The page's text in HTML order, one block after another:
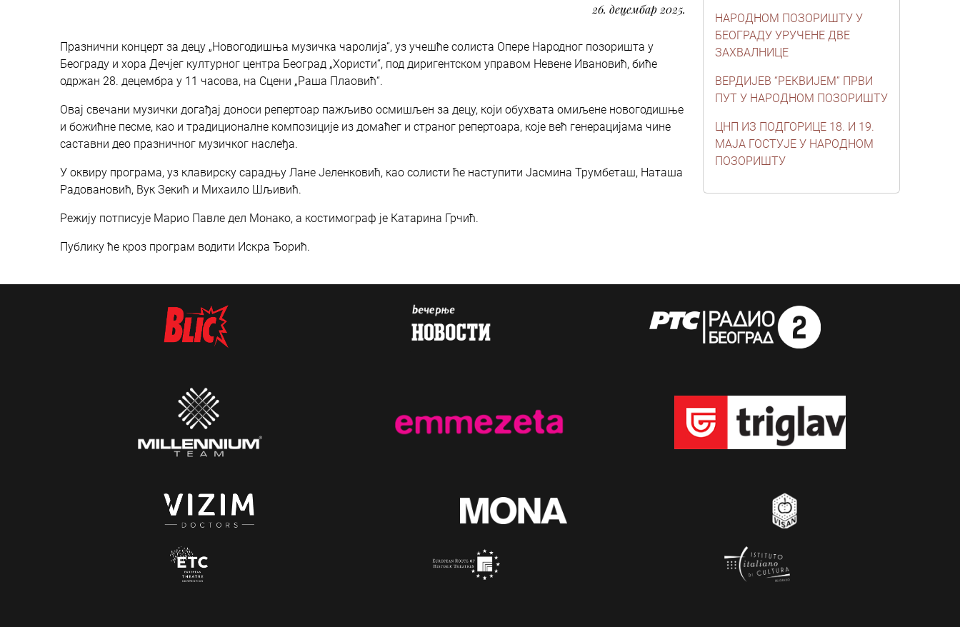
26. децембар 2025.
Празнични концерт за децу „Новогодишња музичка чаролија“, уз учешће солиста Опере Народног позоришта у
Београду и хора Дечјег културног центра Београд „Хористи“, под диригентском управом Невене Ивановић, биће
одржан 28. децембра у 11 часова, на Сцени „Раша Плаовић“.
Овај свечани музички догађај доноси репертоар пажљиво осмишљен за децу, који обухвата омиљене новогодишње
и божићне песме, као и традиционалне композиције из домаћег и страног репертоара, које већ генерацијама чине
саставни део празничног музичког наслеђа.
У оквиру програма, уз клавирску сарадњу Лане Јеленковић, као солисти ће наступити Јасмина Трумбеташ, Наташа
Радовановић, Вук Зекић и Михаило Шљивић.
Режију потписује Марио Павле дел Монако, а костимограф је Катарина Грчић.
Публику ће кроз програм водити Искра Ђорић.
НАРОДНОМ ПОЗОРИШТУ У
БЕОГРАДУ УРУЧЕНЕ ДВЕ
ЗАХВАЛНИЦЕ
ВЕРДИЈЕВ “РЕКВИЈЕМ” ПРВИ
ПУТ У НАРОДНОМ ПОЗОРИШТУ
ЦНП ИЗ ПОДГОРИЦЕ 18. И 19.
МАЈА ГОСТУЈЕ У НАРОДНОМ
ПОЗОРИШТУ